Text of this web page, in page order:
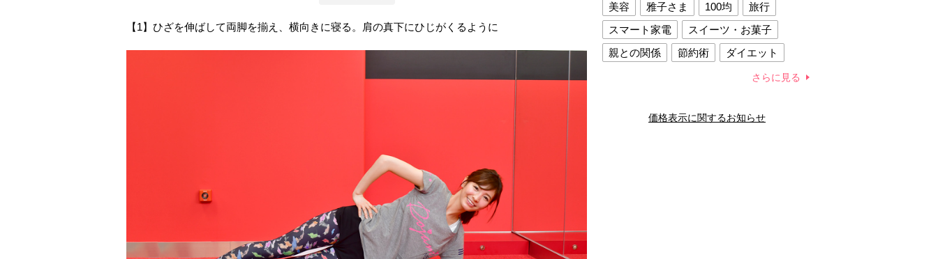
【1】ひざを伸ばして両脚を揃え、横向きに寝る。肩の真下にひじがくるように
美容 雅子さま 100均
旅行
スマート家電
スイーツ・お菓子
親との関係
節約術
ダイエット
夫との関係
新津春子 どか食い
さらに見る
価格表示に関するお知らせ